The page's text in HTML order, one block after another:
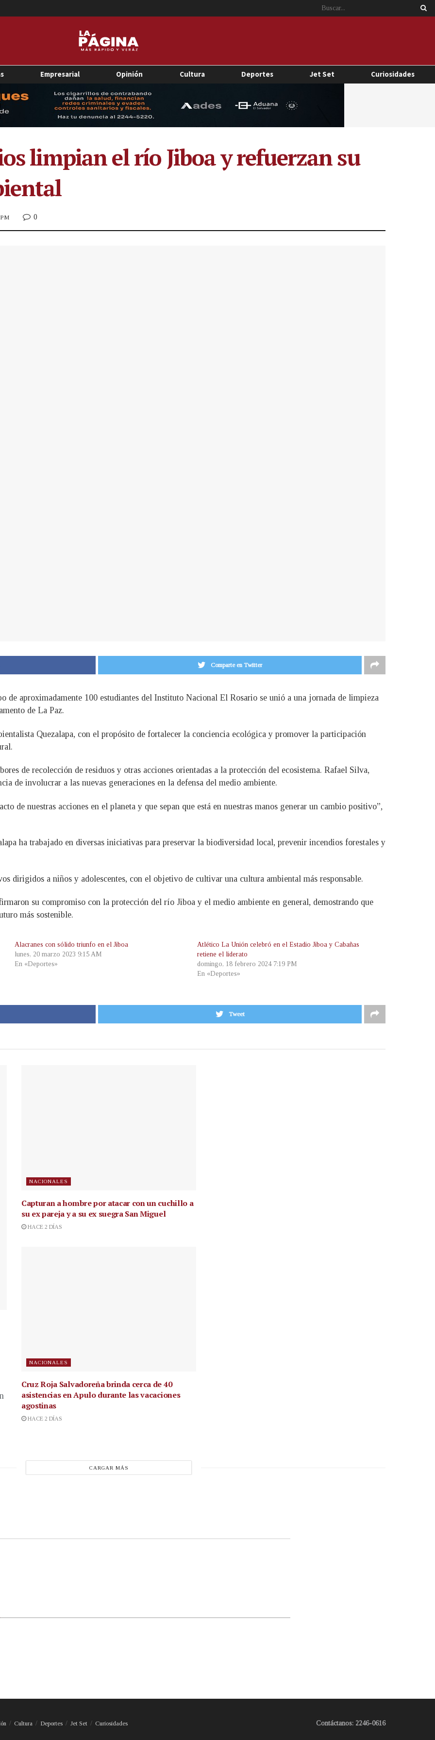
Empresarial Opinión Cultura Deportes Jet Set Curiosidades
limpian el río Jiboa y refuerzan su
0
Comparte en Twitter
aproximadamente 100 estudiantes del Instituto Nacional El Rosario se unió a una jornada de limpieza
de La Paz.
Quezalapa, con el propósito de fortalecer la conciencia ecológica y promover la participación
de recolección de residuos y otras acciones orientadas a la protección del ecosistema. Rafael Silva,
de involucrar a las nuevas generaciones en la defensa del medio ambiente.
de nuestras acciones en el planeta y que sepan que está en nuestras manos generar un cambio positivo”,
ha trabajado en diversas iniciativas para preservar la biodiversidad local, prevenir incendios forestales y
dirigidos a niños y adolescentes, con el objetivo de cultivar una cultura ambiental más responsable.
su compromiso con la protección del río Jiboa y el medio ambiente en general, demostrando que
más sostenible.
Alacranes con sólido triunfo en el Jiboa
lunes, 20 marzo 2023 9:15 AM
En «Deportes»
Atlético La Unión celebró en el Estadio Jiboa y Cabañas
retiene el liderato
domingo, 18 febrero 2024 7:19 PM
En «Deportes»
Tweet
NACIONALES
Capturan a hombre por atacar con un cuchillo a
su ex pareja y a su ex suegra San Miguel
HACE 2 DÍAS
NACIONALES
Cruz Roja Salvadoreña brinda cerca de 40
asistencias en Apulo durante las vacaciones
agostinas
HACE 2 DÍAS
CARGAR MÁS
Cultura Deportes Jet Set Curiosidades Contáctanos: 2246-0616